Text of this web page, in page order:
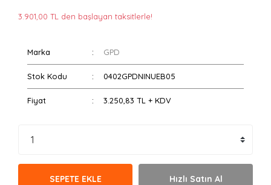
3.901,00 TL den başlayan taksitlerle!
Marka GPD
Stok Kodu 0402GPDNINUEB05
Fiyat 3.250,83 TL + KDV
SEPETE EKLE Hızlı Satın Al